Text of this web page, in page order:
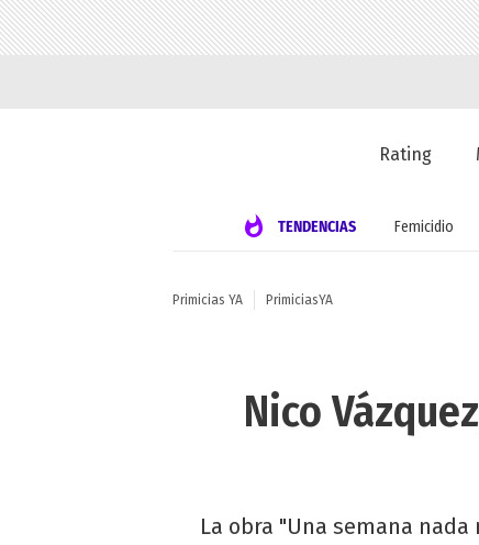
Rating
TENDENCIAS Femicidio
Primicias YA PrimiciasYA
Nico
La obra "Una semana